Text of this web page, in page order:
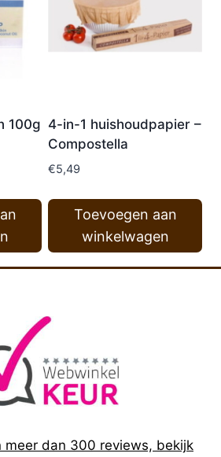
100g 4-in-1 huishoudpapier –
Compostella
€5,49
Toevoegen aan
winkelwagen
meer dan 300 reviews, bekijk